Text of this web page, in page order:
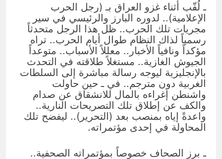
ـ لُقّب أثناء غزو العراق بـ (رجل الحرب
الإعلامية).. لدوره البارز والرئيسي في سير
مجريات تلك الحرب.. ظل هذا الرجل متحدثاً
رسمياً لذاك النظام طوال أيام الحرب.. تراه
مؤكداً ونافياً الأخبار.. معللاً الأسباب.. متوعداً
الجيوش الغازية.. مستغلاً طلاقته في التحدث
بالإنجليزية ليوجه رسالة مباشرة إلى السلطات
الغربية دون مترجم.. في ـ حين حاولت
واشنطن إغراءه بالمال للانشقاق عن صدام
والكف عن إطلاق تلك التصريحات النارية..
واعدةً إياه بمنصب بعد (التحرير).. ليفضح تلك
المحاولة في إحدى مؤتمراته.
ـ برز الصحاف خصوصاً بمؤتمراته الصحفية..